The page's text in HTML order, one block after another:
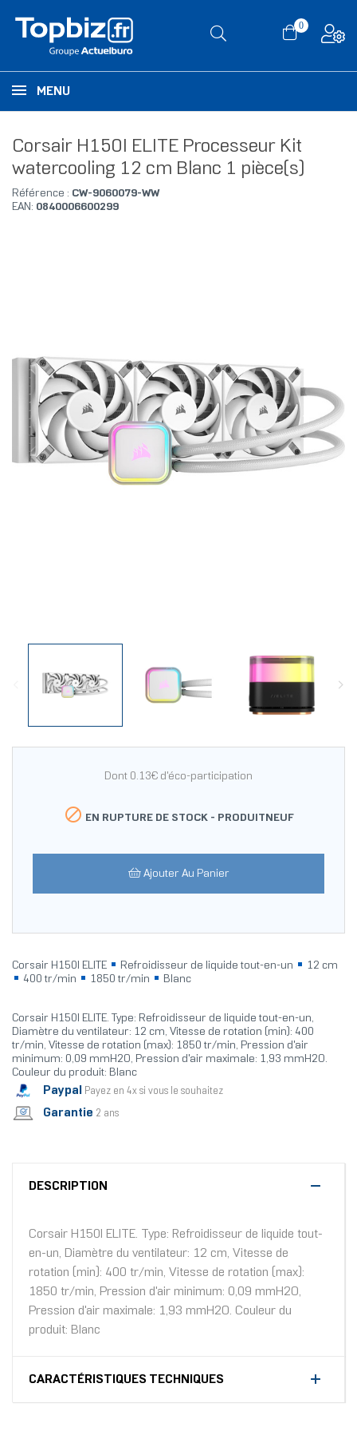
0
MENU
Corsair H150I ELITE Processeur Kit
watercooling 12 cm Blanc 1 pièce(s)
Référence : CW-9060079-WW
EAN: 0840006600299
Dont 0.13€ d'éco-participation
 EN RUPTURE DE STOCK - PRODUITNEUF
Ajouter Au Panier
Corsair H150I ELITE Refroidisseur de liquide tout-en-un
12 cm
400 tr/min
1850 tr/min Blanc
Corsair H150I ELITE. Type: Refroidisseur de liquide tout-en-un,
Diamètre du ventilateur: 12 cm, Vitesse de rotation (min): 400
tr/min, Vitesse de rotation (max): 1850 tr/min, Pression d'air
minimum: 0,09 mmH2O, Pression d'air maximale: 1,93 mmH2O.
Couleur du produit: Blanc
Paypal Payez en 4x si vous le souhaitez
Garantie 2 ans
DESCRIPTION
Corsair H150I ELITE. Type: Refroidisseur de liquide tout-
en-un, Diamètre du ventilateur: 12 cm, Vitesse de
rotation (min): 400 tr/min, Vitesse de rotation (max):
1850 tr/min, Pression d'air minimum: 0,09 mmH2O,
Pression d'air maximale: 1,93 mmH2O. Couleur du
produit: Blanc
CARACTÉRISTIQUES TECHNIQUES